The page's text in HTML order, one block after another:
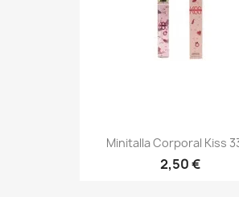
Minitalla Corporal Kiss
2,50 €